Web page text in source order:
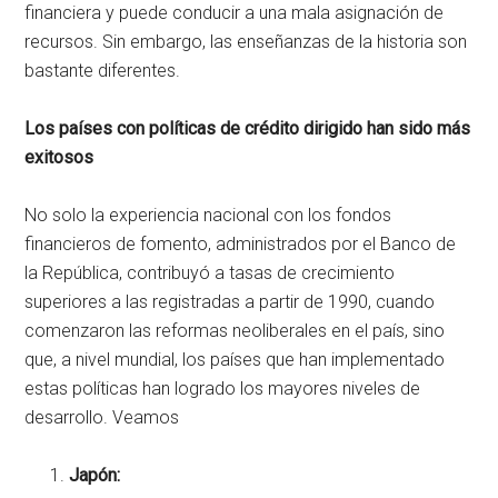
financiera y puede conducir a una mala asignación de
recursos. Sin embargo, las enseñanzas de la historia son
bastante diferentes.
Los países con políticas de crédito dirigido han sido más
exitosos
No solo la experiencia nacional con los fondos
financieros de fomento, administrados por el Banco de
la República, contribuyó a tasas de crecimiento
superiores a las registradas a partir de 1990, cuando
comenzaron las reformas neoliberales en el país, sino
que, a nivel mundial, los países que han implementado
estas políticas han logrado los mayores niveles de
desarrollo. Veamos
Japón: